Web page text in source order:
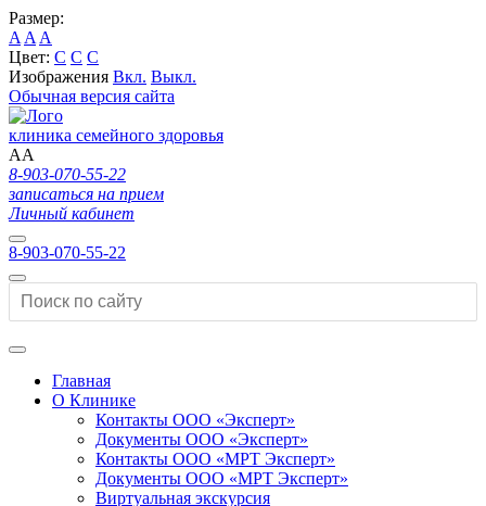
Размер:
A A A
Цвет: C C C
Изображения Вкл. Выкл.
Обычная версия сайта
клиника семейного здоровья
AA
8-903-070-55-22
записаться на прием
Личный кабинет
8-903-070-55-22
Главная
О Клинике
Контакты ООО «Эксперт»
Документы ООО «Эксперт»
Контакты ООО «МРТ Эксперт»
Документы ООО «МРТ Эксперт»
Виртуальная экскурсия